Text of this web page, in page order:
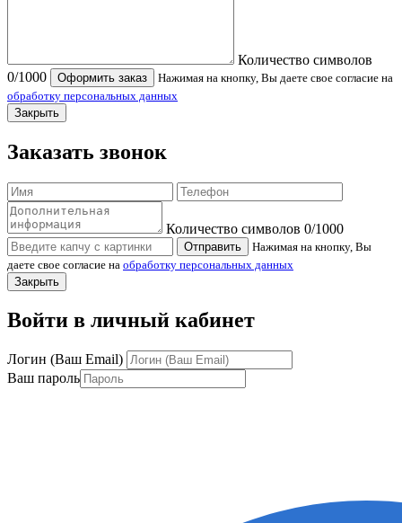
Количество символов
0/1000 Оформить заказ
Нажимая на кнопку, Вы даете свое согласие на
обработку персональных данных
Закрыть
Заказать звонок
Количество символов 0/1000
Отправить
Нажимая на кнопку, Вы
даете свое согласие на обработку персональных данных
Закрыть
Войти в личный кабинет
Логин (Ваш Email)
Ваш пароль